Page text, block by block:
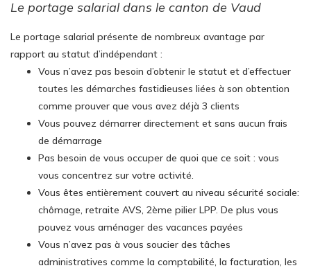
Le portage salarial dans le canton de Vaud
Le portage salarial présente de nombreux avantage par
rapport au statut d’indépendant :
Vous n’avez pas besoin d’obtenir le statut et d’effectuer
toutes les démarches fastidieuses liées à son obtention
comme prouver que vous avez déjà 3 clients
Vous pouvez démarrer directement et sans aucun frais
de démarrage
Pas besoin de vous occuper de quoi que ce soit : vous
vous concentrez sur votre activité.
Vous êtes entièrement couvert au niveau sécurité sociale:
chômage, retraite AVS, 2ème pilier LPP. De plus vous
pouvez vous aménager des vacances payées
Vous n’avez pas à vous soucier des tâches
administratives comme la comptabilité, la facturation, les